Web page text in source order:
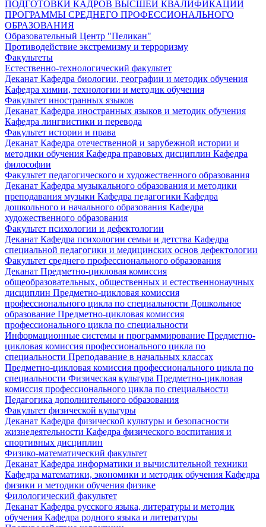
ПОДГОТОВКИ КАДРОВ ВЫСШЕЙ КВАЛИФИКАЦИИ
ПРОГРАММЫ СРЕДНЕГО ПРОФЕССИОНАЛЬНОГО
ОБРАЗОВАНИЯ
Образовательный Центр "Пеликан"
Противодействие экстремизму и терроризму
Факультеты
Естественно-технологический факультет
Деканат Кафедра биологии, географии и методик обучения
Кафедра химии, технологии и методик обучения
Факультет иностранных языков
Деканат Кафедра иностранных языков и методик обучения
Кафедра лингвистики и перевода
Факультет истории и права
Деканат Кафедра отечественной и зарубежной истории и
методики обучения Кафедра правовых дисциплин Кафедра
философии
Факультет педагогического и художественного образования
Деканат Кафедра музыкального образования и методики
преподавания музыки Кафедра педагогики Кафедра
дошкольного и начального образования Кафедра
художественного образования
Факультет психологии и дефектологии
Деканат Кафедра психологии семьи и детства Кафедра
специальной педагогики и медицинских основ дефектологии
Факультет среднего профессионального образования
Деканат Предметно-цикловая комиссия
общеобразовательных, общественных и естественнонаучных
дисциплин Предметно-цикловая комиссия
профессионального цикла по специальности Дошкольное
образование Предметно-цикловая комиссия
профессионального цикла по специальности
Информационные системы и программирование Предметно-
цикловая комиссия профессионального цикла по
специальности Преподавание в начальных классах
Предметно-цикловая комиссия профессионального цикла по
специальности Физическая культура Предметно-цикловая
комиссия профессионального цикла по специальности
Педагогика дополнительного образования
Факультет физической культуры
Деканат Кафедра физической культуры и безопасности
жизнедеятельности Кафедра физического воспитания и
спортивных дисциплин
Физико-математический факультет
Деканат Кафедра информатики и вычислительной техники
Кафедра математики, экономики и методик обучения Кафедра
физики и методики обучения физике
Филологический факультет
Деканат Кафедра русского языка, литературы и методик
обучения Кафедра родного языка и литературы